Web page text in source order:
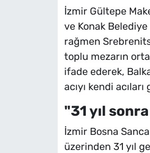
İzmir Gültepe
ve Konak
rağmen
toplu mezarın
ifade ederek,
acıyı kendi
"31 yıl
İzmir Bosna
üzerinden 31 yıl